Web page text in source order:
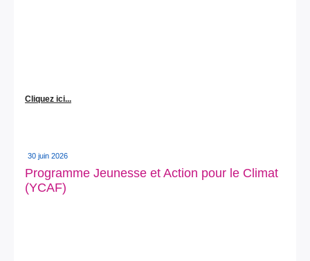
Cliquez ici...
30 juin 2026
Programme Jeunesse et Action pour le Climat
(YCAF)